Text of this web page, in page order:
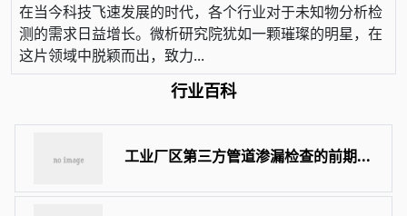
在当今科技飞速发展的时代，各个行业对于未知物分析检
测的需求日益增长。微析研究院犹如一颗璀璨的明星，在
这片领域中脱颖而出，致力...
行业百科
工业厂区第三方管道渗漏检查的前期...